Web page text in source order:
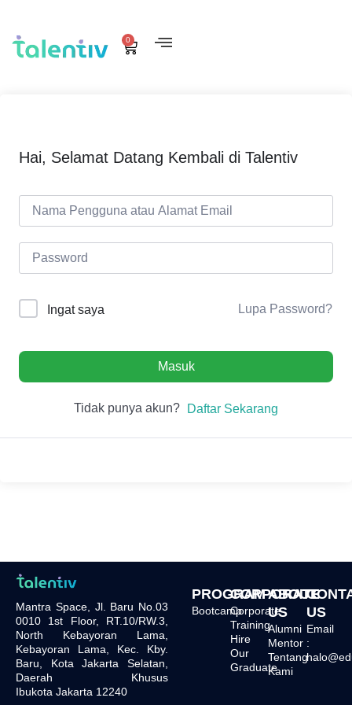
0
Hai, Selamat Datang Kembali di Talentiv
Ingat saya Lupa Password?
Masuk
Tidak punya akun? Daftar Sekarang
Mantra Space, Jl. Baru No.03
0010 1st Floor, RT.10/RW.3,
North Kebayoran Lama,
Kebayoran Lama, Kec. Kby.
Baru, Kota Jakarta Selatan,
Daerah Khusus
Ibukota Jakarta 12240
PROGRAM
Bootcamp
CORPORATE
Corporate
Training
Hire
Our
Graduate
ABOUT
US
Alumni
Mentor
Tentang
Kami
US
Email
: